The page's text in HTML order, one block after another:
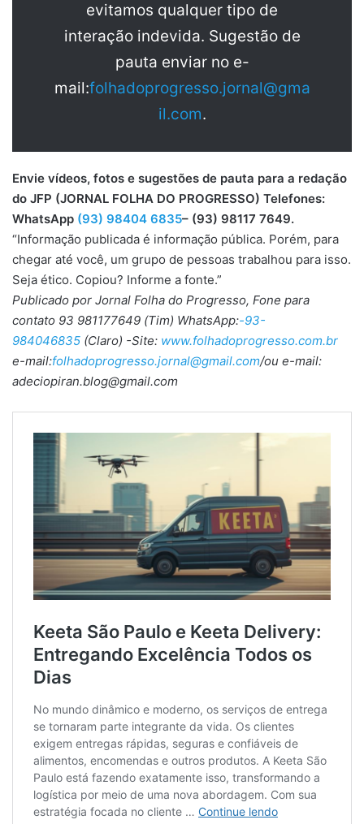
evitamos qualquer tipo de
interação indevida. Sugestão de
pauta enviar no e-
mail:folhadoprogresso.jornal@gma
il.com.
Envie vídeos, fotos e sugestões de pauta para a redação
do JFP (JORNAL FOLHA DO PROGRESSO) Telefones:
WhatsApp (93) 98404 6835– (93) 98117 7649.
“Informação publicada é informação pública. Porém, para
chegar até você, um grupo de pessoas trabalhou para isso.
Seja ético. Copiou? Informe a fonte.”
Publicado por Jornal Folha do Progresso, Fone para
contato 93 981177649 (Tim) WhatsApp:-93-
984046835 (Claro) -Site: www.folhadoprogresso.com.br
e-mail:folhadoprogresso.jornal@gmail.com/ou e-mail:
adeciopiran.blog@gmail.com